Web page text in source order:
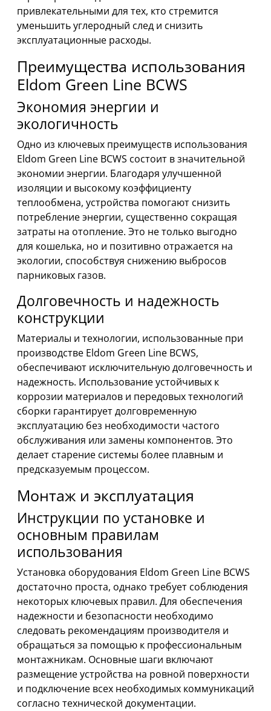
привлекательными для тех, кто стремится
уменьшить углеродный след и снизить
эксплуатационные расходы.
Преимущества использования
Eldom Green Line BCWS
Экономия энергии и
экологичность
Одно из ключевых преимуществ использования
Eldom Green Line BCWS состоит в значительной
экономии энергии. Благодаря улучшенной
изоляции и высокому коэффициенту
теплообмена, устройства помогают снизить
потребление энергии, существенно сокращая
затраты на отопление. Это не только выгодно
для кошелька, но и позитивно отражается на
экологии, способствуя снижению выбросов
парниковых газов.
Долговечность и надежность
конструкции
Материалы и технологии, использованные при
производстве Eldom Green Line BCWS,
обеспечивают исключительную долговечность и
надежность. Использование устойчивых к
коррозии материалов и передовых технологий
сборки гарантирует долговременную
эксплуатацию без необходимости частого
обслуживания или замены компонентов. Это
делает старение системы более плавным и
предсказуемым процессом.
Монтаж и эксплуатация
Инструкции по установке и
основным правилам
использования
Установка оборудования Eldom Green Line BCWS
достаточно проста, однако требует соблюдения
некоторых ключевых правил. Для обеспечения
надежности и безопасности необходимо
следовать рекомендациям производителя и
обращаться за помощью к профессиональным
монтажникам. Основные шаги включают
размещение устройства на ровной поверхности
и подключение всех необходимых коммуникаций
согласно технической документации.